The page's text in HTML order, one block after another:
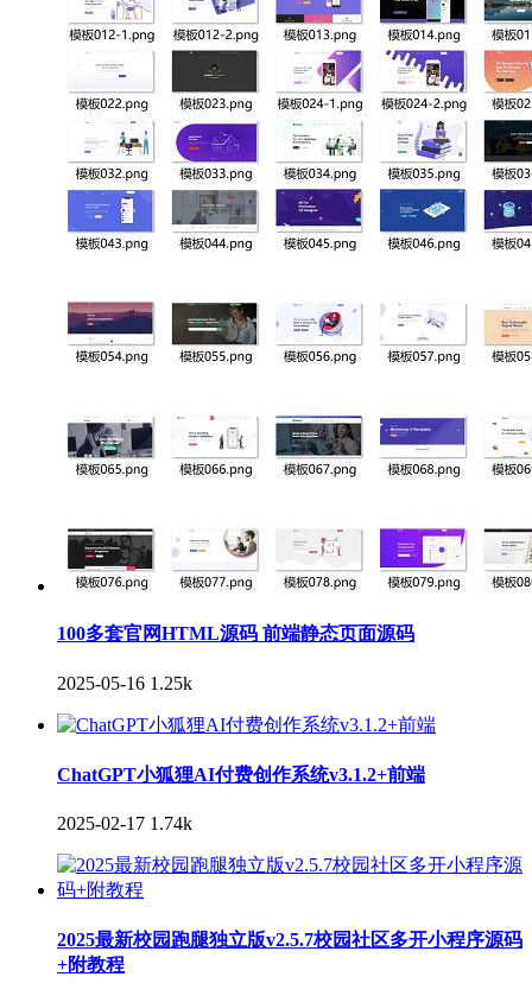
100多套官网HTML源码 前端静态页面源码
2025-05-16 1.25k
ChatGPT小狐狸AI付费创作系统v3.1.2+前端
2025-02-17 1.74k
2025最新校园跑腿独立版v2.5.7校园社区多开小程序源码
+附教程